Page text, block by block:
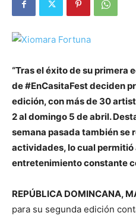
“Tras el éxito de su primera
de #EnCasitaFest deciden
edición, con más de 30
2 al domingo 5 de abril.
semana pasada también se
actividades, lo cual
entretenimiento constante
REPÚBLICA DOMINCANA,
para su segunda edición